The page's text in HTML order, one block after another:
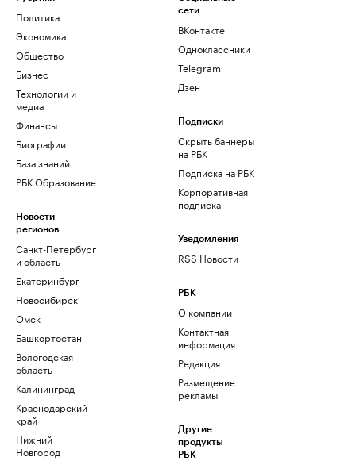
Политика
Экономика
Общество
Бизнес
Технологии и
медиа
Финансы
Биографии
База знаний
РБК Образование
Новости
регионов
Санкт-Петербург
и область
Екатеринбург
Новосибирск
Омск
Башкортостан
Вологодская
область
Калининград
Краснодарский
край
Нижний
Новгород
сети
ВКонтакте
Одноклассники
Telegram
Дзен
Подписки
Скрыть баннеры
на РБК
Подписка на РБК
Корпоративная
подписка
Уведомления
RSS Новости
РБК
О компании
Контактная
информация
Редакция
Размещение
рекламы
Другие
продукты
РБК